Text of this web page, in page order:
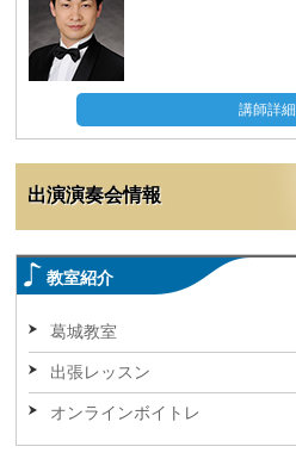
講師詳細
出演演奏会情報
教室紹介
葛城教室
出張レッスン
オンラインボイトレ